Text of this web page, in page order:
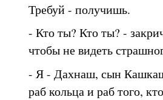
Требуй - получишь.
- Кто ты? Кто ты? -
чтобы не видеть
- Я - Дахнаш, сын
раб кольца и раб того,